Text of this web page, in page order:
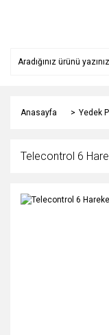
Anasayfa Yedek
Telecontrol 6